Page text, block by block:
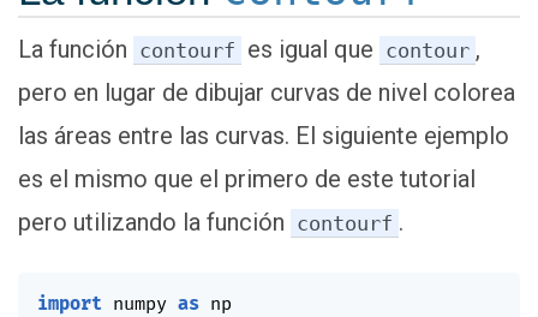
La función contourf es igual que contour ,
pero en lugar de dibujar curvas de nivel colorea
las áreas entre las curvas. El siguiente ejemplo
es el mismo que el primero de este tutorial
pero utilizando la función contourf .
import numpy as